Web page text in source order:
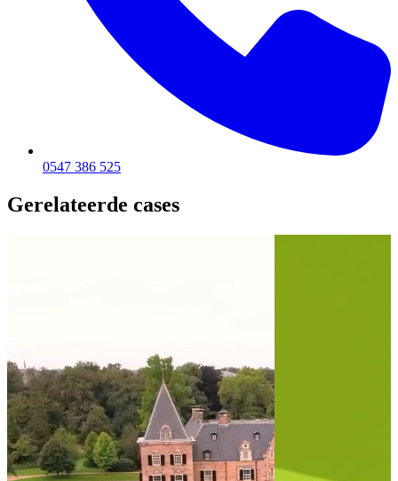
0547 386 525
Gerelateerde cases